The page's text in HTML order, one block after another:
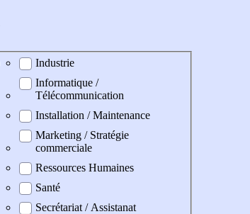
Industrie
Informatique /
Télécommunication
Installation / Maintenance
Marketing / Stratégie
commerciale
Ressources Humaines
Santé
Secrétariat / Assistanat